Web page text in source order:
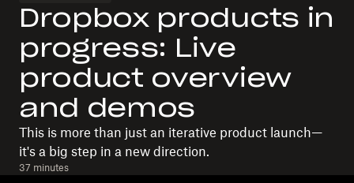
Dropbox products in
progress: Live
product overview
and demos
This is more than just an iterative product launch—
it's a big step in a new direction.
37 minutes